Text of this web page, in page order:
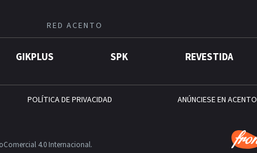
RED ACENTO
GIKPLUS SPK REVESTIDA
POLÍTICA DE PRIVACIDAD ANÚNCIESE EN ACENTO
4.0 Internacional.